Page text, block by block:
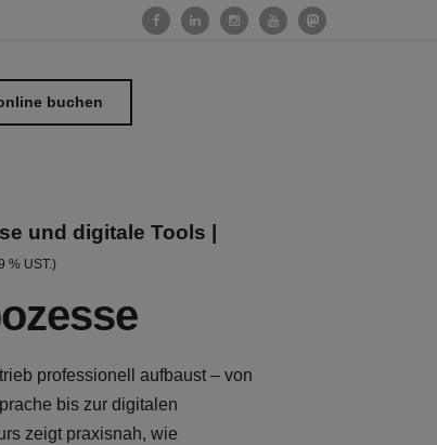
buchen
und digitale Tools |
% UST.)
professionell aufbaust – von
bis zur digitalen
zeigt praxisnah, wie